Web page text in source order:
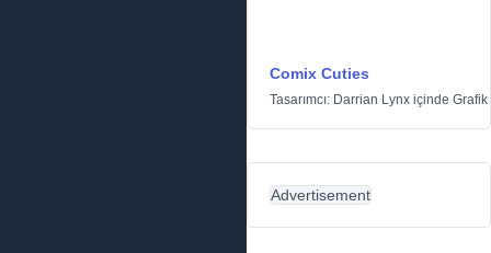
Comix Cuties
Tasarımcı: Darrian Lynx içinde Grafik
Advertisement